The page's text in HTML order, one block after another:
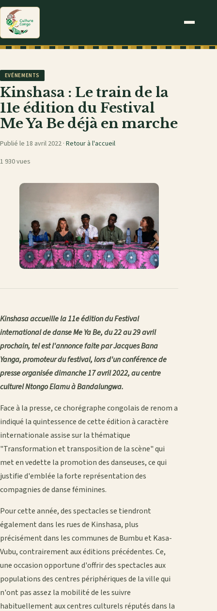
EVÉNEMENTS
Kinshasa : Le train de la
11e édition du Festival
Me Ya Be déjà en marche
Publié le 18 avril 2022 · Retour à l'accueil
1 930 vues
Kinshasa accueille la 11e édition du Festival
international de danse Me Ya Be, du 22 au 29 avril
prochain, tel est l'annonce faite par Jacques Bana
Yanga, promoteur du festival, lors d'un conférence de
presse organisée dimanche 17 avril 2022, au centre
culturel Ntongo Elamu à Bandalungwa.
Face à la presse, ce chorégraphe congolais de renom a
indiqué la quintessence de cette édition à caractère
internationale assise sur la thématique
"Transformation et transposition de la scène" qui
met en vedette la promotion des danseuses, ce qui
justifie d'emblée la forte représentation des
compagnies de danse féminines.
Pour cette année, des spectacles se tiendront
également dans les rues de Kinshasa, plus
précisément dans les communes de Bumbu et Kasa-
Vubu, contrairement aux éditions précédentes. Ce,
une occasion opportune d'offrir des spectacles aux
populations des centres périphériques de la ville qui
n'ont pas assez la mobilité de les suivre
habituellement aux centres culturels réputés dans la